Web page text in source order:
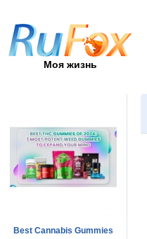
Моя жизнь
Best Cannabis Gummies